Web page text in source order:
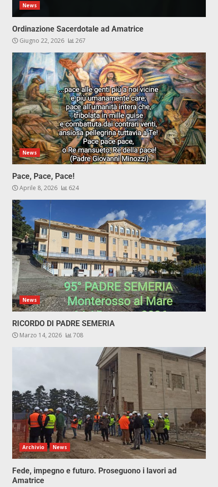
News
Ordinazione Sacerdotale ad Amatrice
Giugno 22, 2026 267
News
Pace, Pace, Pace!
Aprile 8, 2026 624
News
RICORDO DI PADRE SEMERIA
Marzo 14, 2026 708
Archivio News
Fede, impegno e futuro. Proseguono i lavori ad
Amatrice